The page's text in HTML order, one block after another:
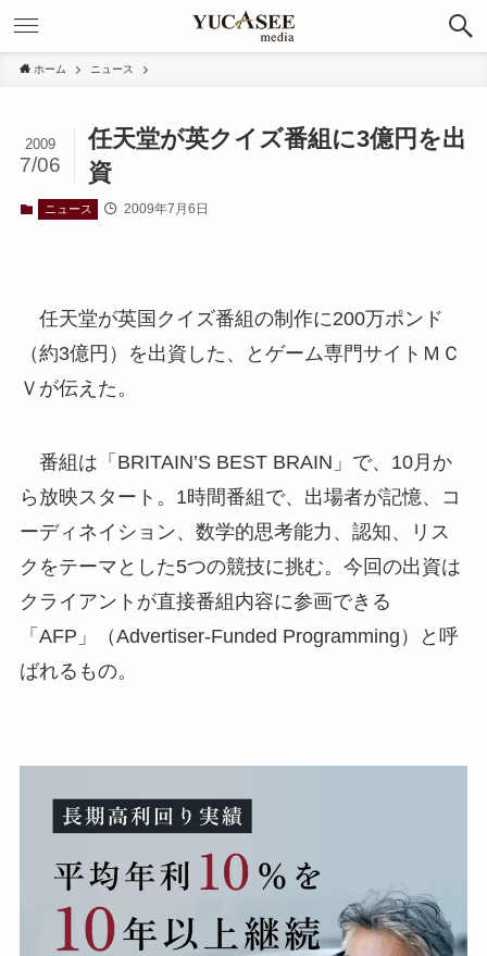
ホーム ニュース
任天堂が英クイズ番組に3億円を出
資
2009
7/06
ニュース 2009年7月6日
任天堂が英国クイズ番組の制作に200万ポンド
（約3億円）を出資した、とゲーム専門サイトＭＣ
Ｖが伝えた。
番組は「BRITAIN’S BEST BRAIN」で、10月か
ら放映スタート。1時間番組で、出場者が記憶、コ
ーディネイション、数学的思考能力、認知、リス
クをテーマとした5つの競技に挑む。今回の出資は
クライアントが直接番組内容に参画できる
「AFP」（Advertiser-Funded Programming）と呼
ばれるもの。